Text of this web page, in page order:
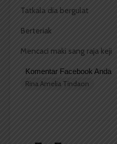
Tatkala dia bergulat
Berteriak
Mencaci maki sang raja keji
Komentar Facebook Anda
Rina Amelia Tindaon